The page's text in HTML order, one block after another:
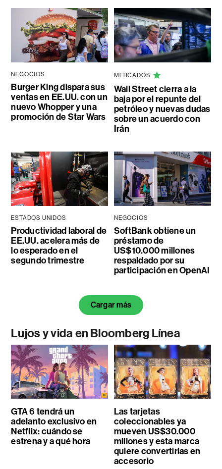
NEGOCIOS
Burger King dispara sus
ventas en EE.UU. con un
nuevo Whopper y una
promoción de Star Wars
MERCADOS
Wall Street cierra a la
baja por el repunte del
petróleo y nuevas dudas
sobre un acuerdo con
Irán
ESTADOS UNIDOS
Productividad laboral de
EE.UU. acelera más de
lo esperado en el
segundo trimestre
NEGOCIOS
SoftBank obtiene un
préstamo de
US$10.000 millones
respaldado por su
participación en OpenAI
Cargar más
Lujos y vida en Bloomberg Línea
GTA 6 tendrá un
adelanto exclusivo en
Netflix: cuándo se
estrena y a qué hora
Las tarjetas
coleccionables ya
mueven US$30.000
millones y esta marca
quiere convertirlas en
accesorio